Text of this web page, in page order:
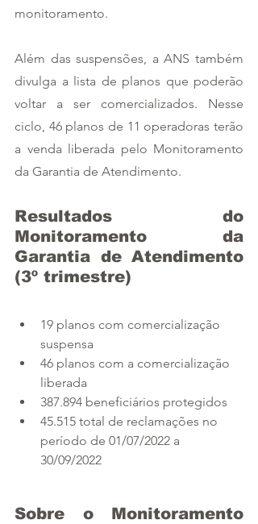
monitoramento.
Além das suspensões, a ANS também
divulga a lista de planos que poderão
voltar a ser comercializados. Nesse
ciclo, 46 planos de 11 operadoras terão
a venda liberada pelo Monitoramento
da Garantia de Atendimento.
Resultados do
Monitoramento da
Garantia de Atendimento
(3º trimestre)
19 planos com comercialização
suspensa
46 planos com a comercialização
liberada
387.894 beneficiários protegidos
45.515 total de reclamações no
período de 01/07/2022 a
30/09/2022
Sobre o Monitoramento